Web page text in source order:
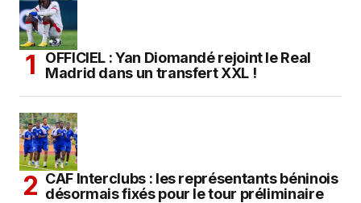
OFFICIEL : Yan Diomandé rejoint le Real
Madrid dans un transfert XXL !
CAF Interclubs : les représentants béninois
désormais fixés pour le tour préliminaire